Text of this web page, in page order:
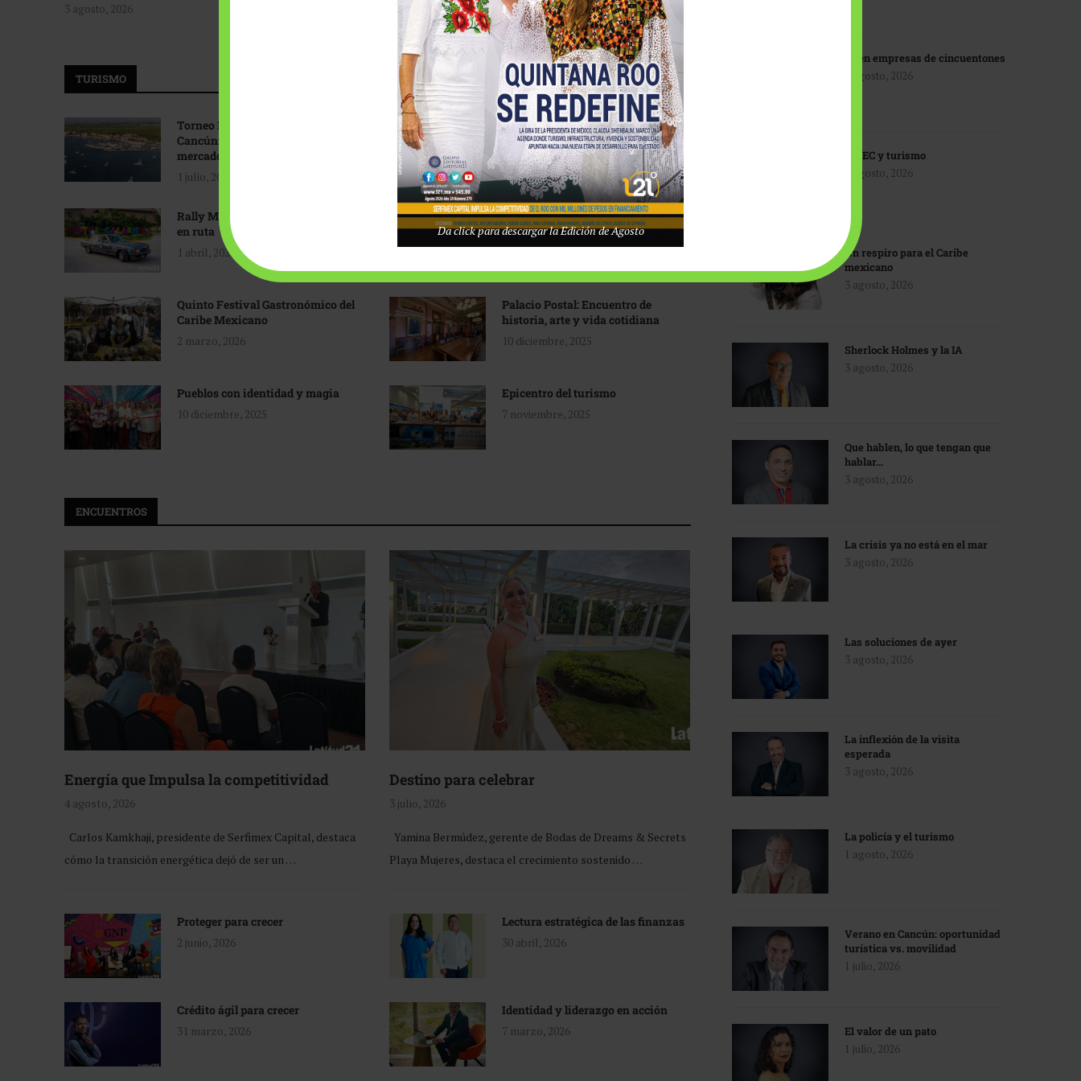
3 agosto, 2026
Tecnológico de Monterrey
3 agosto, 2026
TURISMO
Torneo Internacional de Pesca
Cancún: Navegando hacia nuevos
mercados
1 julio, 2026
Promoción turística con visión
1 abril, 2026
Rally Maya: Herencia automotriz
en ruta
1 abril, 2026
Industria global en
reconfiguración
31 marzo, 2026
Quinto Festival Gastronómico del
Caribe Mexicano
2 marzo, 2026
Palacio Postal: Encuentro de
historia, arte y vida cotidiana
10 diciembre, 2025
Pueblos con identidad y magia
10 diciembre, 2025
Epicentro del turismo
7 noviembre, 2025
ENCUENTROS
Energía que Impulsa la competitividad
4 agosto, 2026
Carlos Kamkhaji, presidente de Serfimex Capital, destaca
cómo la transición energética dejó de ser un …
Destino para celebrar
3 julio, 2026
Yamina Bermúdez, gerente de Bodas de Dreams & Secrets
Playa Mujeres, destaca el crecimiento sostenido …
Proteger para crecer
2 junio, 2026
Lectura estratégica de las finanzas
30 abril, 2026
Crédito ágil para crecer
31 marzo, 2026
Identidad y liderazgo en acción
7 marzo, 2026
IA en empresas de cincuentones
3 agosto, 2026
TMEC y turismo
3 agosto, 2026
Un respiro para el Caribe
mexicano
3 agosto, 2026
Sherlock Holmes y la IA
3 agosto, 2026
Que hablen, lo que tengan que
hablar…
3 agosto, 2026
La crisis ya no está en el mar
3 agosto, 2026
Las soluciones de ayer
3 agosto, 2026
La inflexión de la visita
esperada
3 agosto, 2026
La policía y el turismo
1 agosto, 2026
Verano en Cancún: oportunidad
turística vs. movilidad
1 julio, 2026
El valor de un pato
1 julio, 2026
Da click para descargar la Edición de Agosto